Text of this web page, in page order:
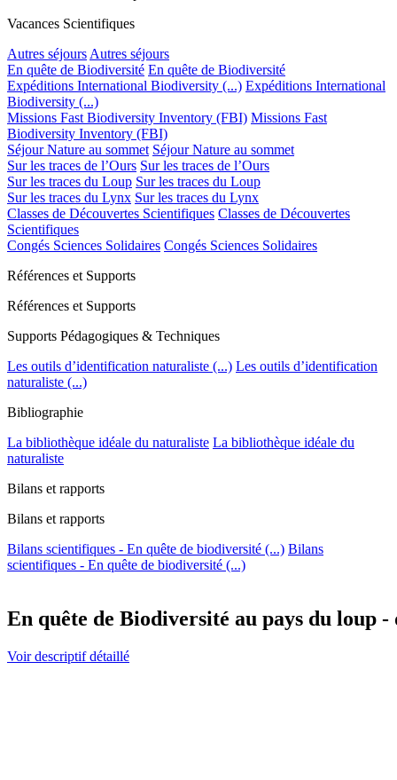
Vacances Scientifiques
Autres séjours Autres séjours
En quête de Biodiversité En quête de Biodiversité
Expéditions International Biodiversity (...) Expéditions International
Biodiversity (...)
Missions Fast Biodiversity Inventory (FBI) Missions Fast
Biodiversity Inventory (FBI)
Séjour Nature au sommet Séjour Nature au sommet
Sur les traces de l’Ours Sur les traces de l’Ours
Sur les traces du Loup Sur les traces du Loup
Sur les traces du Lynx Sur les traces du Lynx
Classes de Découvertes Scientifiques Classes de Découvertes
Scientifiques
Congés Sciences Solidaires Congés Sciences Solidaires
Références et Supports
Références et Supports
Supports Pédagogiques & Techniques
Les outils d’identification naturaliste (...) Les outils d’identification
naturaliste (...)
Bibliographie
La bibliothèque idéale du naturaliste La bibliothèque idéale du
naturaliste
Bilans et rapports
Bilans et rapports
Bilans scientifiques - En quête de biodiversité (...) Bilans
scientifiques - En quête de biodiversité (...)
En quête de Biodiversité au pays du loup -
Voir descriptif détaillé